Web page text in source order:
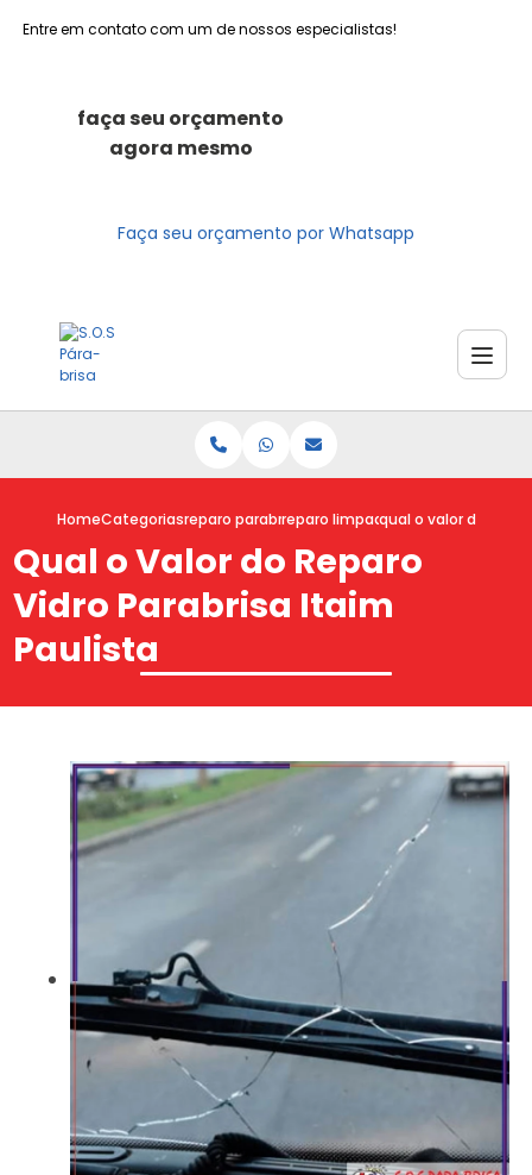
Entre em contato com um de nossos especialistas!
faça seu orçamento
agora mesmo
Faça seu orçamento por Whatsapp
HomeCategoriasreparo parabrisasreparo limpador parabrisa
qual o valor do
Qual o Valor do Reparo
Vidro Parabrisa Itaim
Paulista